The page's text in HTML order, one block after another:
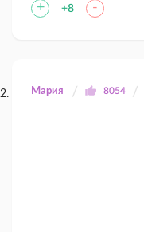
+ +8 -
Мария 8054